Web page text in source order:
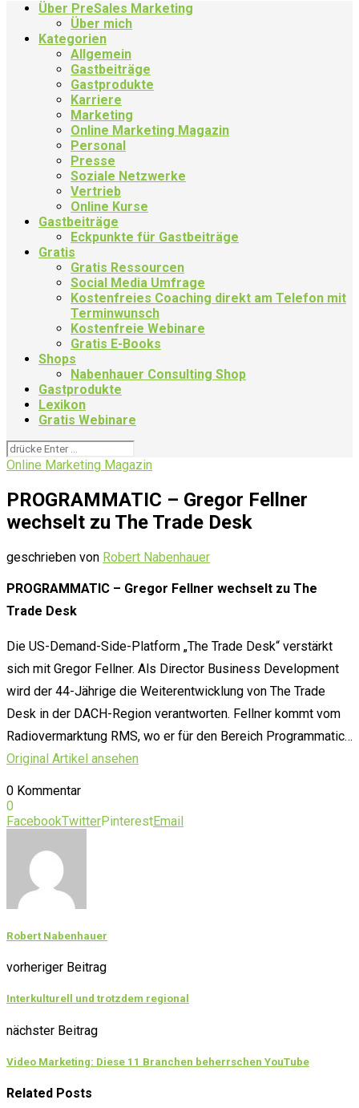
Über PreSales Marketing
Über mich
Kategorien
Allgemein
Gastbeiträge
Gastprodukte
Karriere
Marketing
Online Marketing Magazin
Personal
Presse
Soziale Netzwerke
Vertrieb
Online Kurse
Gastbeiträge
Eckpunkte für Gastbeiträge
Gratis
Gratis Ressourcen
Social Media Umfrage
Kostenfreies Coaching direkt am Telefon mit
Terminwunsch
Kostenfreie Webinare
Gratis E-Books
Shops
Nabenhauer Consulting Shop
Gastprodukte
Lexikon
Gratis Webinare
Online Marketing Magazin
PROGRAMMATIC – Gregor Fellner
wechselt zu The Trade Desk
geschrieben von Robert Nabenhauer
PROGRAMMATIC – Gregor Fellner wechselt zu The
Trade Desk
Die US-Demand-Side-Platform „The Trade Desk“ verstärkt
sich mit Gregor Fellner. Als Director Business Development
wird der 44-Jährige die Weiterentwicklung von The Trade
Desk in der DACH-Region verantworten. Fellner kommt vom
Radiovermarktung RMS, wo er für den Bereich Programmatic…
Original Artikel ansehen
0 Kommentar
0
FacebookTwitterPinterestEmail
Robert Nabenhauer
vorheriger Beitrag
Interkulturell und trotzdem regional
nächster Beitrag
Video Marketing: Diese 11 Branchen beherrschen YouTube
Related Posts